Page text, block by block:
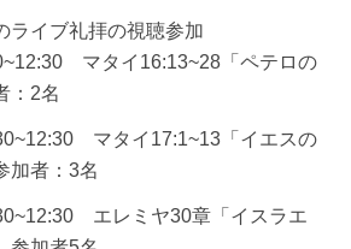
ライブ礼拝の視聴参加
マタイ16:13~28「ペテロの
：2名
マタイ17:1~13「イエスの
者：3名
エレミヤ30章「イスラエ